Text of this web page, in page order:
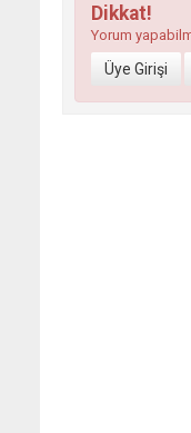
Dikkat!
Yorum
Üye Girişi